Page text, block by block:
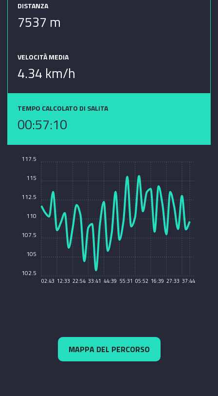
DISTANZA
7537 m
VELOCITÀ MEDIA
4.34 km/h
TEMPO CALCOLATO DI SALITA
00:57:10
02:43 12:33 22:54 33:41 44:39 55:31 05:52 16:39 27:33 37:44
102.5
105
107.5
110
112.5
115
117.5
MAPPA DEL PERCORSO